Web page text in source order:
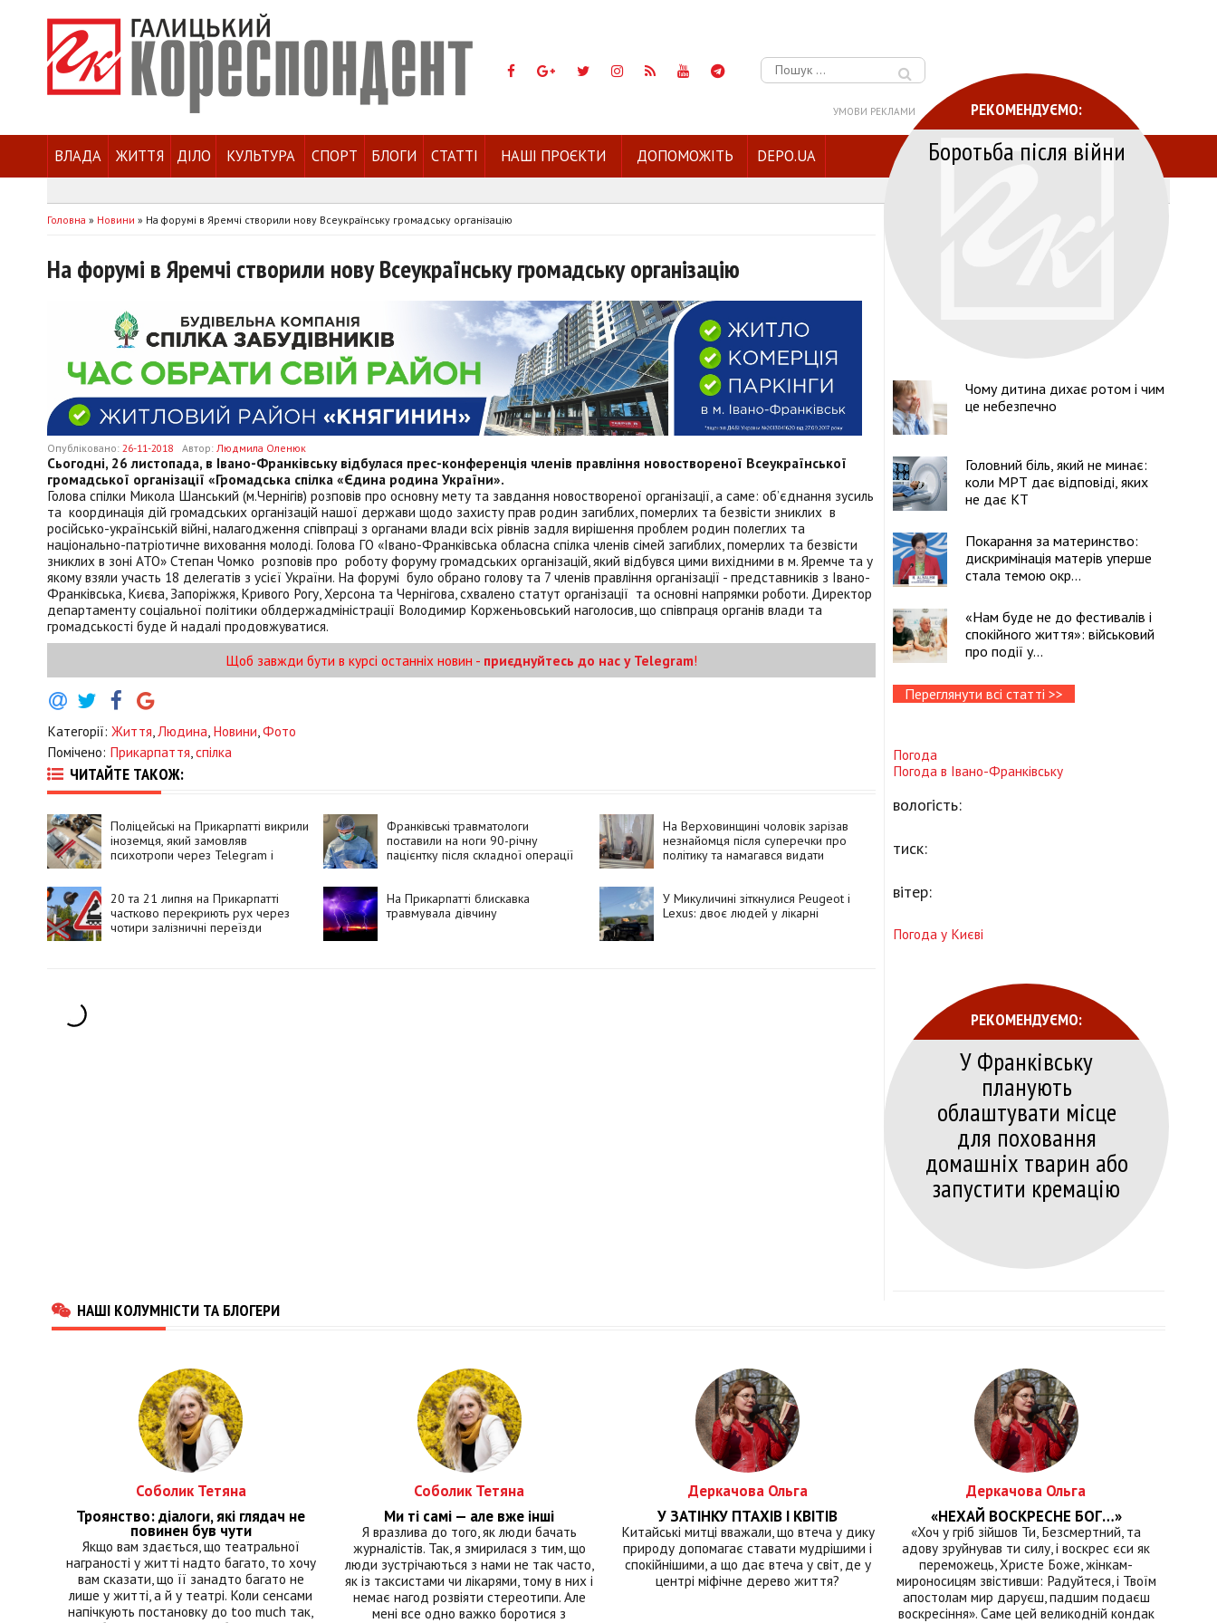
Пошук:
УМОВИ РЕКЛАМИ
ВЛАДА ЖИТТЯ ДІЛО КУЛЬТУРА СПОРТ БЛОГИ СТАТТІ НАШІ ПРОЄКТИ ДОПОМОЖІТЬ DEPO.UA
Головна » Новини » На форумі в Яремчі створили нову Всеукраїнську громадську організацію
На форумі в Яремчі створили нову Всеукраїнську громадську організацію
Опубліковано: 26-11-2018 Автор: Людмила Оленюк
Сьогодні, 26 листопада, в Івано-Франківську відбулася прес-конференція членів правління новоствореної Всеукраїнської
громадської організації «Громадська спілка «Єдина родина України».
Голова спілки Микола Шанський (м.Чернігів) розповів про основну мету та завдання новоствореної організації, а саме: об’єднання зусиль
та координація дій громадських організацій нашої держави щодо захисту прав родин загиблих, померлих та безвісти зниклих в
російсько-українській війні, налагодження співпраці з органами влади всіх рівнів задля вирішення проблем родин полеглих та
національно-патріотичне виховання молоді. Голова ГО «Івано-Франківська обласна спілка членів сімей загиблих, померлих та безвісти
зниклих в зоні АТО» Степан Чомко розповів про роботу форуму громадських організацій, який відбувся цими вихідними в м. Яремче та у
якому взяли участь 18 делегатів з усієї України. На форумі було обрано голову та 7 членів правління організації - представників з Івано-
Франківська, Києва, Запоріжжя, Кривого Рогу, Херсона та Чернігова, схвалено статут організації та основні напрямки роботи. Директор
департаменту соціальної політики облдержадміністрації Володимир Корженьовський наголосив, що співпраця органів влади та
громадськості буде й надалі продовжуватися.
Щоб завжди бути в курсі останніх новин - приєднуйтесь до нас у Telegram!
Категорії: Життя,Людина, Новини,Фото
Помічено: Прикарпаття,спілка
ЧИТАЙТЕ ТАКОЖ:
Поліцейські на Прикарпатті викрили
іноземця, який замовляв
психотропи через Telegram і
Франківські травматологи
поставили на ноги 90-річну
пацієнтку після складної операції
На Верховинщині чоловік зарізав
незнайомця після суперечки про
політику та намагався видати
20 та 21 липня на Прикарпатті
частково перекриють рух через
чотири залізничні переїзди
На Прикарпатті блискавка
травмувала дівчину
У Микуличині зіткнулися Peugeot і
Lexus: двоє людей у лікарні
РЕКОМЕНДУЄМО:
Боротьба після війни
Чому дитина дихає ротом і чим
це небезпечно
Головний біль, який не минає:
коли МРТ дає відповіді, яких
не дає КТ
Покарання за материнство:
дискримінація матерів уперше
стала темою окр...
«Нам буде не до фестивалів і
спокійного життя»: військовий
про події у...
Переглянути всі статті >>
Погода
Погода в Івано-Франківську
вологість:
тиск:
вітер:
Погода у Києві
РЕКОМЕНДУЄМО:
У Франківську
планують
облаштувати місце
для поховання
домашніх тварин або
запустити кремацію
НАШІ КОЛУМНІСТИ ТА БЛОГЕРИ
Соболик Тетяна
Троянство: діалоги, які глядач не
повинен був чути
Якщо вам здається, що театральної
награності у житті надто багато, то хочу
вам сказати, що її занадто багато не
лише у житті, а й у театрі. Коли сенсами
напічкують постановку до too much так,
Соболик Тетяна
Ми ті самі — але вже інші
Я вразлива до того, як люди бачать
журналістів. Так, я змирилася з тим, що
люди зустрічаються з нами не так часто,
як із таксистами чи лікарями, тому в них і
немає нагод розвіяти стереотипи. Але
мені все одно важко боротися з
Деркачова Ольга
У ЗАТІНКУ ПТАХІВ І КВІТІВ
Китайські митці вважали, що втеча у дику
природу допомагає ставати мудрішими і
спокійнішими, а що дає втеча у світ, де у
центрі міфічне дерево життя?
Деркачова Ольга
«НЕХАЙ ВОСКРЕСНЕ БОГ…»
«Хоч у гріб зійшов Ти, Безсмертний, та
адову зруйнував ти силу, і воскрес єси як
переможець, Христе Боже, жінкам-
мироносицям звістивши: Радуйтеся, і Твоїм
апостолам мир даруєш, падшим подаєш
воскресіння». Саме цей великодній кондак